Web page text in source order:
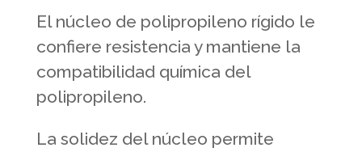
El núcleo de polipropileno rígido le
confiere resistencia y mantiene la
compatibilidad química del
polipropileno.
La solidez del núcleo permite